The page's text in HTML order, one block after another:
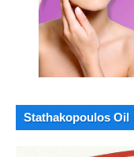
Stathakopoulos Oil